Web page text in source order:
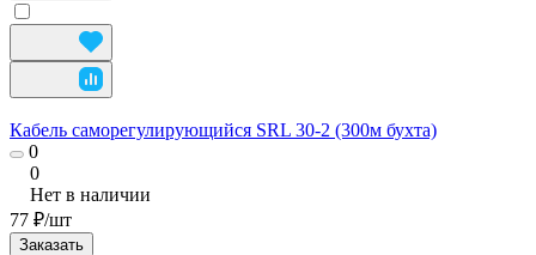
Кабель саморегулирующийся SRL 30-2 (300м бухта)
0
0
Нет в наличии
77 ₽/шт
Заказать